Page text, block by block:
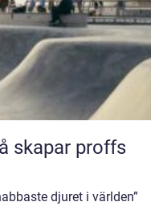
djuret i världen”